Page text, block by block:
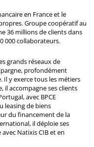
en France et le
Groupe coopératif au
36 millions de clients dans
000 collaborateurs.
grands réseaux de
profondément
Il y exerce tous les métiers
il accompagne ses clients
avec BPCE
leasing de biens
du financement de la
il déploie ses
Natixis CIB et en